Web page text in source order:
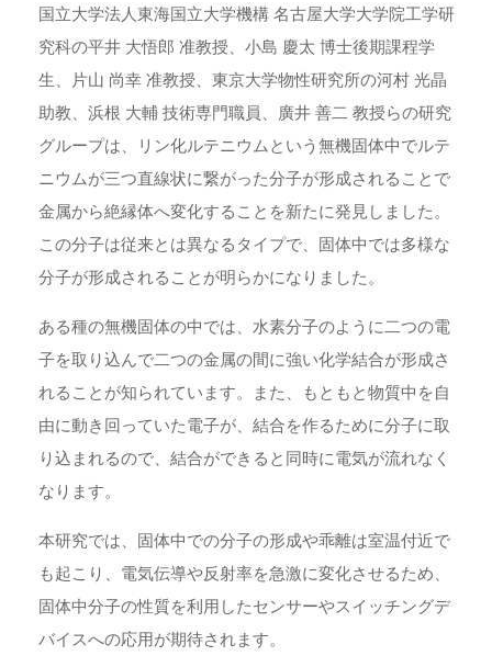
国立大学法人東海国立大学機構 名古屋大学大学院工学研
究科の平井 大悟郎 准教授、小島 慶太 博士後期課程学
生、片山 尚幸 准教授、東京大学物性研究所の河村 光晶
助教、浜根 大輔 技術専門職員、廣井 善二 教授らの研究
グループは、リン化ルテニウムという無機固体中でルテ
ニウムが三つ直線状に繋がった分子が形成されることで
金属から絶縁体へ変化することを新たに発見しました。
この分子は従来とは異なるタイプで、固体中では多様な
分子が形成されることが明らかになりました。
ある種の無機固体の中では、水素分子のように二つの電
子を取り込んで二つの金属の間に強い化学結合が形成さ
れることが知られています。また、もともと物質中を自
由に動き回っていた電子が、結合を作るために分子に取
り込まれるので、結合ができると同時に電気が流れなく
なります。
本研究では、固体中での分子の形成や乖離は室温付近で
も起こり、電気伝導や反射率を急激に変化させるため、
固体中分子の性質を利用したセンサーやスイッチングデ
バイスへの応用が期待されます。